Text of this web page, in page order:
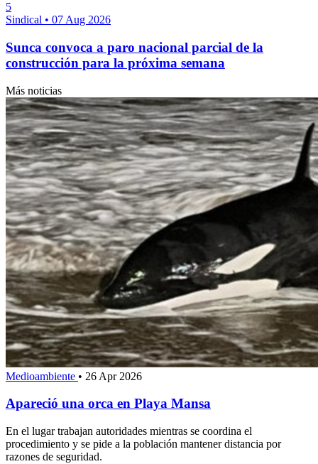
5
Sindical • 07 Aug 2026
Sunca convoca a paro nacional parcial de la
construcción para la próxima semana
Más noticias
Medioambiente • 26 Apr 2026
Apareció una orca en Playa Mansa
En el lugar trabajan autoridades mientras se coordina el
procedimiento y se pide a la población mantener distancia por
razones de seguridad.